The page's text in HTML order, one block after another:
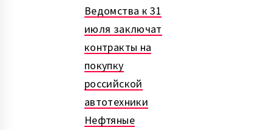
Ведомства к 31
июля заключат
контракты на
покупку
российской
автотехники
Нефтяные